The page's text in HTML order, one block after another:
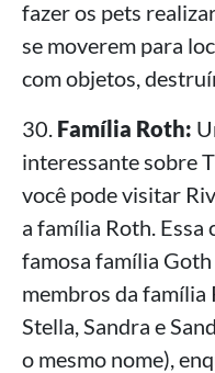
fazer os pets
se moverem para
com objetos,
30. Família Roth:
interessante sobre
você pode visitar
a família Roth. Essa
famosa família
membros da família
Stella, Sandra e
o mesmo nome),